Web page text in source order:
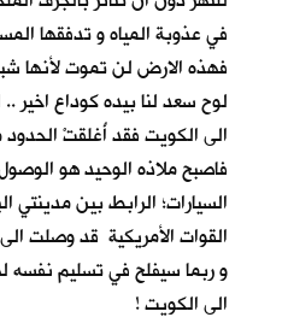
في عذوبة المياه و تدفقها
فهذه الارض لن تموت لأنها
لوح سعد لنا بيده كوداع
الى الكويت فقد أُغلقتْ الحدود
فاصبح ملاذه الوحيد هو
السيارات؛ الرابط بين مدينتي
القوات الأمريكية قد وصلت
و ربما سيفلح في تسليم نفسه
الى الكويت !